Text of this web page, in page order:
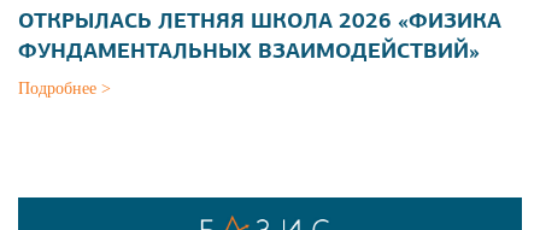
ОТКРЫЛАСЬ ЛЕТНЯЯ ШКОЛА 2026 «ФИЗИКА
ФУНДАМЕНТАЛЬНЫХ ВЗАИМОДЕЙСТВИЙ»
Подробнее >